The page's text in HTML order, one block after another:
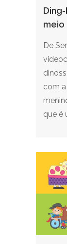
meio
De
com
que é